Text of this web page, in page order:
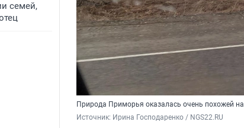
семей,
Природа Приморья оказалась очень похожей
Источник: Ирина Господаренко / NGS22.RU